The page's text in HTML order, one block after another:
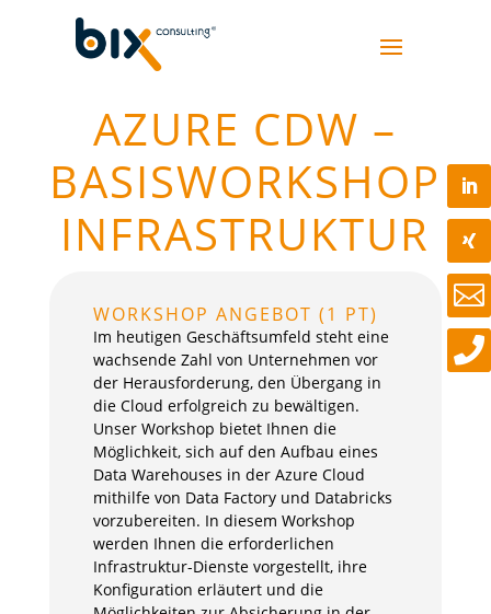
AZURE CDW –
BASIS­WORKSHOP
INFRA­­­STRUKTUR
WORKSHOP ANGEBOT (1 PT)
Im heutigen Geschäftsumfeld steht eine
wachsende Zahl von Unternehmen vor
der Herausforderung, den Übergang in
die Cloud erfolgreich zu bewältigen.
Unser Workshop bietet Ihnen die
Möglichkeit, sich auf den Aufbau eines
Data Warehouses in der Azure Cloud
mithilfe von Data Factory und Databricks
vorzubereiten. In diesem Workshop
werden Ihnen die erforderlichen
Infrastruktur-Dienste vorgestellt, ihre
Konfiguration erläutert und die

